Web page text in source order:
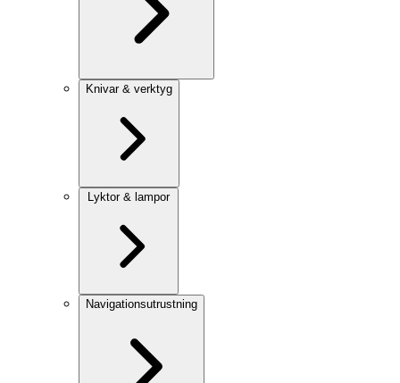
Knivar & verktyg
Lyktor & lampor
Navigationsutrustning